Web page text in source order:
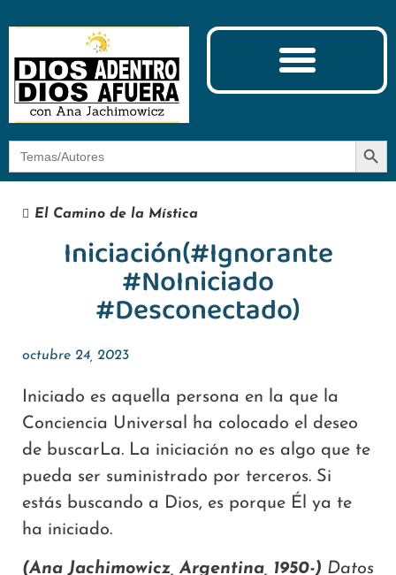
Botón
El Camino de la Mística
Iniciación(#Ignorante
#NoIniciado
#Desconectado)
octubre 24, 2023
Iniciado es aquella persona en la que la
Conciencia Universal ha colocado el deseo
de buscarLa. La iniciación no es algo que te
pueda ser suministrado por terceros. Si
estás buscando a Dios, es porque Él ya te
ha iniciado.
(Ana Jachimowicz, Argentina, 1950-) Datos